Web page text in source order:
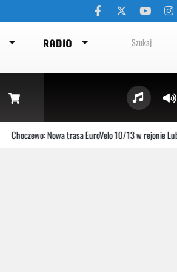
RADIO
Choczewo: Nowa trasa EuroVelo 10/13 w rejonie